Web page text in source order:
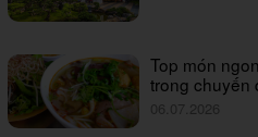
Top món
trong chuyến
06.07.2026